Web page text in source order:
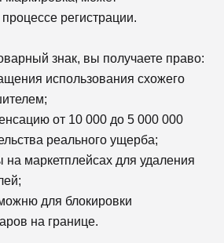
регистрации.
знак, вы получаете право:
использования схожего
от 10 000 до 5 000 000
реального ущерба;
маркетплейсах для удаления
для блокировки
на границе.